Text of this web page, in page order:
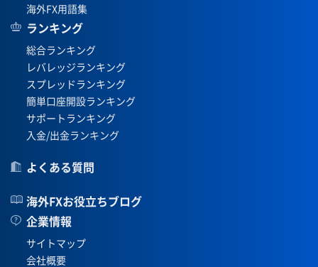
海外FX用語集
ランキング
総合ランキング
レバレッジランキング
スプレッドランキング
簡単口座開設ランキング
サポートランキング
入金/出金ランキング
よくある質問
海外FXお役立ちブログ
企業情報
サイトマップ
会社概要